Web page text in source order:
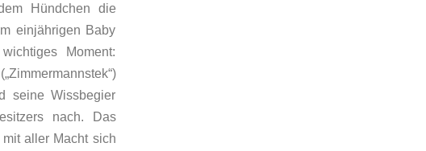
Hündchen die
einjährigen Baby
Moment:
seine Wissbegier
nach. Das
aller Macht sich